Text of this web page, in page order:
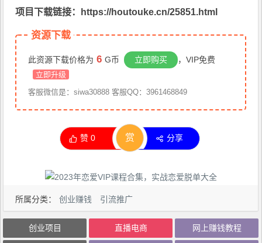
项目下载链接：https://houtouke.cn/25851.html
资源下载
此资源下载价格为 6 G币 立即购买 ，VIP免费
立即升级
客服微信是：siwa30888 客服QQ：3961468849
赞0 赏 分享
所属分类： 创业赚钱 引流推广
创业项目 直播电商 网上赚钱教程